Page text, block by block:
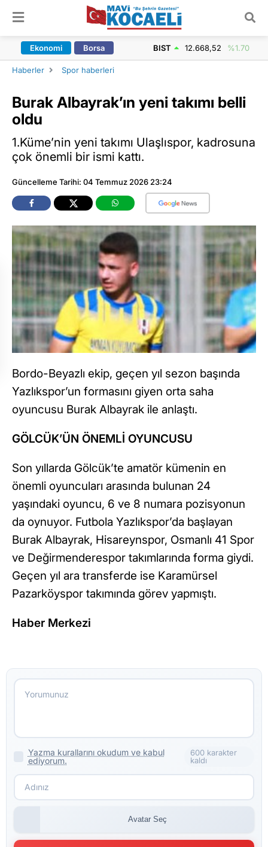
Ekonomi Borsa BIST 12.668,52 %1.70
Haberler Spor haberleri
Burak Albayrak’ın yeni takımı belli
oldu
1.Küme’nin yeni takımı Ulaşlıspor, kadrosuna
çok önemli bir ismi kattı.
Güncelleme Tarihi: 04 Temmuz 2026 23:24
Bordo-Beyazlı ekip, geçen yıl sezon başında
Yazlıkspor’un formasını giyen orta saha
oyuncusu Burak Albayrak ile anlaştı.
GÖLCÜK’ÜN ÖNEMLİ OYUNCUSU
Son yıllarda Gölcük’te amatör kümenin en
önemli oyuncuları arasında bulunan 24
yaşındaki oyuncu, 6 ve 8 numara pozisyonun
da oynuyor. Futbola Yazlıkspor’da başlayan
Burak Albayrak, Hisareynspor, Osmanlı 41 Spor
ve Değirmenderespor takımlarında forma giydi.
Geçen yıl ara transferde ise Karamürsel
Pazarköyspor takımında görev yapmıştı.
Haber Merkezi
Yazma kurallarını okudum ve kabul
ediyorum.
600 karakter
kaldı
Avatar Seç